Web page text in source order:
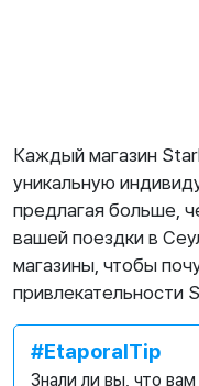
Каждый магазин
уникальную
предлагая больше,
вашей поездки в
магазины, чтобы
привлекательности
#EtaporalTip
Знали ли вы, что